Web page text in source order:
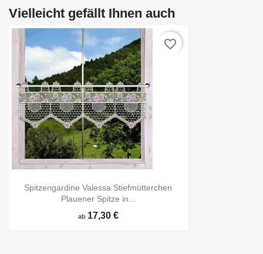
Vielleicht gefällt Ihnen auch
Spitzengardine Valessa Stiefmütterchen
Plauener Spitze in...
ab 17,30 €
favorite_border